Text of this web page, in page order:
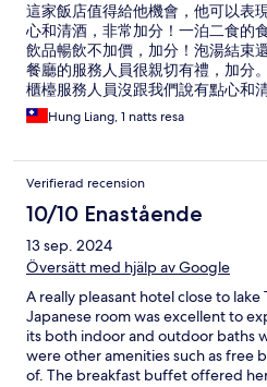
這家飯店值得給他機會，他可以表
心和清酒，非常加分！一泊二食的
飲品暢飲不加價，加分！泡湯結束
餐廳的服務人員很親切有禮，加分
櫃檯服務人員沒跟我們說有點心和
天才知道，也沒機會享用了！另外
年有大概300天以上不太需要冷氣
Hung Liang, 1 natts resa
Verifierad recension
10/10 Enastående
13 sep. 2024
Översätt med hjälp av Google
A really pleasant hotel close to lake
Japanese room was excellent to
its both indoor and outdoor baths
were other amenities such as free
of. The breakfast buffet offered